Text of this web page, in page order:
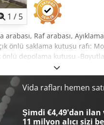
1 / 5
arabası, Raf arabası,
önlü saklama kutusu rafı:
depolama kutusu -
Vida rafları hemen
Şimdi €4,49'dan ilan
11 milyon alıcı sizi